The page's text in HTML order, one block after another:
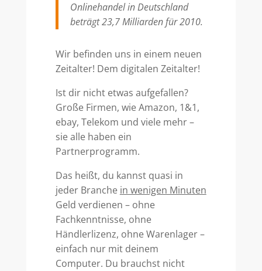
Onlinehandel in Deutschland
beträgt 23,7 Milliarden für 2010.
Wir befinden uns in einem neuen
Zeitalter! Dem digitalen Zeitalter!
Ist dir nicht etwas aufgefallen?
Große Firmen, wie Amazon, 1&1,
ebay, Telekom und viele mehr –
sie alle haben ein
Partnerprogramm.
Das heißt, du kannst quasi in
jeder Branche in wenigen Minuten
Geld verdienen – ohne
Fachkenntnisse, ohne
Händlerlizenz, ohne Warenlager –
einfach nur mit deinem
Computer. Du brauchst nicht